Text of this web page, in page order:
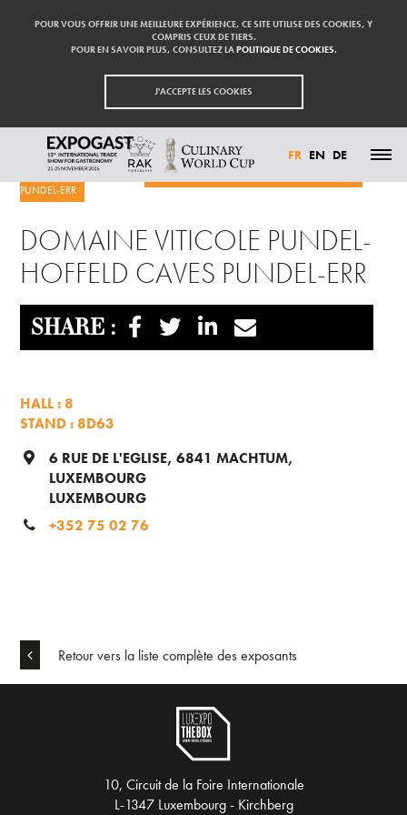
POUR VOUS OFFRIR UNE MEILLEURE EXPÉRIENCE, CE SITE UTILISE DES COOKIES, Y
COMPRIS CEUX DE TIERS.
POUR EN SAVOIR PLUS, CONSULTEZ LAPOLITIQUE DE COOKIES.
J'ACCEPTE LES COOKIES
FR EN DE
ACTUALITÉS
EXPOSANTS
VISITER
PRESSE
CONTACT
Accueil Exposants
DOMAINE VITICOLE PUNDEL-HOFFELD CAVES
PUNDEL-ERR
DOMAINE VITICOLE PUNDEL-
HOFFELD CAVES PUNDEL-ERR
SHARE :
HALL : 8
STAND : 8D63
6 RUE DE L'EGLISE, 6841 MACHTUM,
LUXEMBOURG
LUXEMBOURG
+352 75 02 76
Retour vers la liste complète des exposants
10, Circuit de la Foire Internationale
L-1347 Luxembourg - Kirchberg